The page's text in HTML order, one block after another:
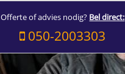
Offerte of advies nodig? Bel direct:
050-2003303